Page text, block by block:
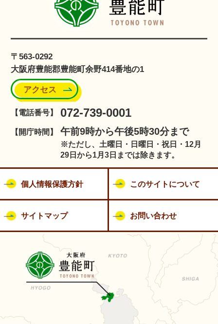
〒563-0292
大阪府豊能郡豊能町余野414番地の1
アクセス
【電話番号】 072-739-0001
【開庁時間】 午前9時から午後5時30分まで
※ただし、土曜日・日曜日・祝日・12月
29日から1月3日までは除きます。
個人情報保護方針 このサイトについて
サイトマップ お問い合わせ